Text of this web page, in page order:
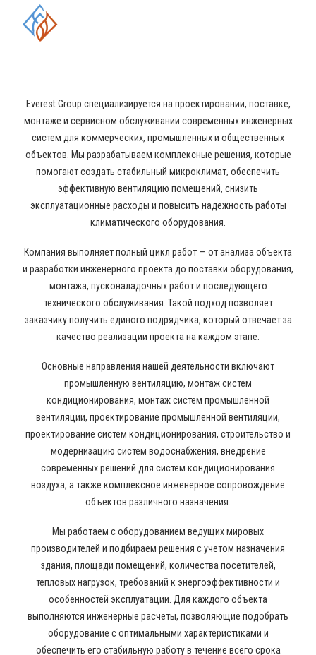
Everest Group специализируется на проектировании, поставке,
монтаже и сервисном обслуживании современных инженерных
систем для коммерческих, промышленных и общественных
объектов. Мы разрабатываем комплексные решения, которые
помогают создать стабильный микроклимат, обеспечить
эффективную вентиляцию помещений, снизить
эксплуатационные расходы и повысить надежность работы
климатического оборудования.
Компания выполняет полный цикл работ — от анализа объекта
и разработки инженерного проекта до поставки оборудования,
монтажа, пусконаладочных работ и последующего
технического обслуживания. Такой подход позволяет
заказчику получить единого подрядчика, который отвечает за
качество реализации проекта на каждом этапе.
Основные направления нашей деятельности включают
промышленную вентиляцию, монтаж систем
кондиционирования, монтаж систем промышленной
вентиляции, проектирование промышленной вентиляции,
проектирование систем кондиционирования, строительство и
модернизацию систем водоснабжения, внедрение
современных решений для систем кондиционирования
воздуха, а также комплексное инженерное сопровождение
объектов различного назначения.
Мы работаем с оборудованием ведущих мировых
производителей и подбираем решения с учетом назначения
здания, площади помещений, количества посетителей,
тепловых нагрузок, требований к энергоэффективности и
особенностей эксплуатации. Для каждого объекта
выполняются инженерные расчеты, позволяющие подобрать
оборудование с оптимальными характеристиками и
обеспечить его стабильную работу в течение всего срока